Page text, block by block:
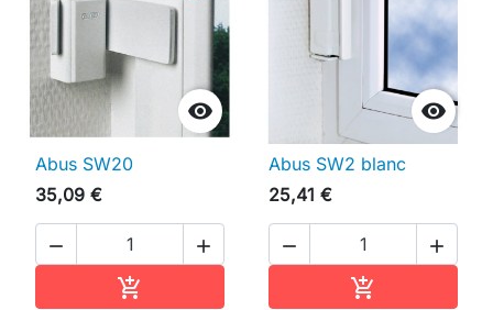

Abus SW20
35,09 €
 


Abus SW2 blanc
25,41 €
 
